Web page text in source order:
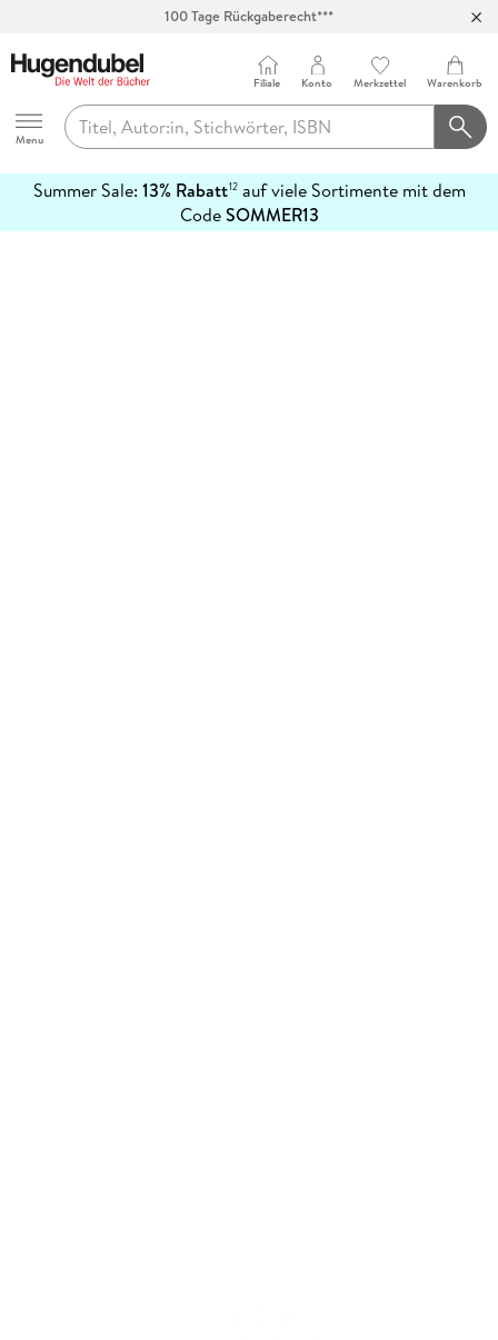
100 Tage Rückgaberecht***
Hugendubel
Menu
Filiale Konto Merkzettel Warenkorb
Summer Sale: 13% Rabatt12auf viele Sortimente mit dem
CodeSOMMER13
erfahren